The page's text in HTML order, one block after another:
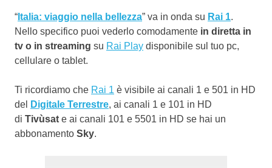
“ Italia: viaggio nella bellezza” va in onda su Rai 1.
Nello specifico puoi vederlo comodamente in diretta in
tv o in streaming su Rai Play disponibile sul tuo pc,
cellulare o tablet.
Ti ricordiamo che Rai 1 è visibile ai canali 1 e 501 in HD
del
Digitale Terrestre, ai canali 1 e 101 in HD
di Tivùsat e ai canali 101 e 5501 in HD se hai un
abbonamento Sky.